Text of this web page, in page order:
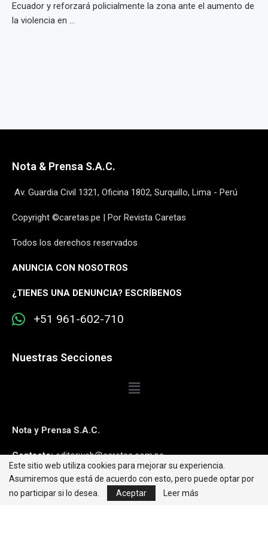
Ecuador y reforzará policialmente la zona ante el aumento de
la violencia en ...
Nota & Prensa S.A.C.
Av. Guardia Civil 1321, Oficina 1802, Surquillo, Lima - Perú
Copyright ©caretas.pe | Por Revista Caretas
Todos los derechos reservados
ANUNCIA CON NOSOTROS
¿TIENES UNA DENUNCIA? ESCRÍBENOS
+51 961-602-710
Nuestras Secciones
Nota y Prensa S.A.C.
Contacto:editorweb@caretas.com.pe
Síguenos:
Este sitio web utiliza cookies para mejorar su experiencia.
Asumiremos que está de acuerdo con esto, pero puede optar por
no participar si lo desea.
Aceptar Leer más